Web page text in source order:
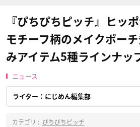
『ぴちぴちピッチ』ヒッ
モチーフ柄のメイクポー
みアイテム5種ラインナッ
ニュース
ライター：にじめん編集部
カテゴリ : ぴちぴちピッチ